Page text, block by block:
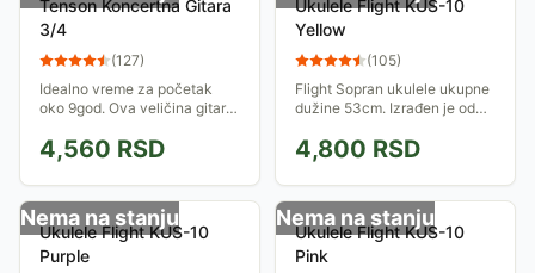
Tenson Koncertna Gitara
3/4
(127)
Idealno vreme za početak
oko 9god. Ova veličina gitare
12 god zbog veličine ruke.
4,560 RSD
Ukulele Flight KUS-10
Yellow
(105)
Flight Sopran ukulele ukupne
dužine 53cm. Izrađen je od
javorovog drveta.
4,800 RSD
Nema na stanju
Ukulele Flight KUS-10
Purple
Nema na stanju
Ukulele Flight KUS-10
Pink